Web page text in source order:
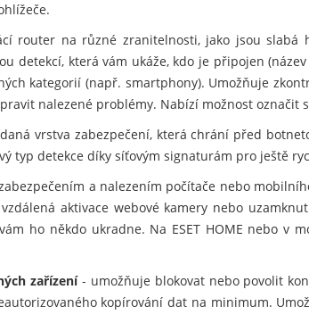
router na různé zranitelnosti, jako jsou slabá
detekcí, která vám ukáže, kdo je připojen
kategorií (např. smartphony). Umožňuje
nalezené problémy. Nabízí možnost označit
vrstva zabezpečení, která chrání před
typ detekce díky síťovým signaturám pro ještě
a nalezením počítače nebo
aktivace webové kamery nebo
ho někdo ukradne. Na ESET HOME nebo v
zařízení- umožňuje blokovat nebo povolit
kopírování dat na minimum.